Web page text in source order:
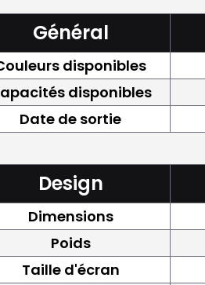
Général
disponibles
disponibles
Date de sortie
Design
Dimensions
Poids
Taille d'écran